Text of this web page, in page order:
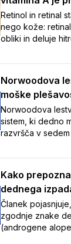
Retinol in retinal
nego kože:
obliki in deluje
prava za vašo
Norwoodova
moške
Norwoodova
sistem, ki dedno
razvršča v
redčenja las – ter
nekdo nahaja, in
skozi čas.
Kako
dednega
Članek
zgodnje znake
(androgene